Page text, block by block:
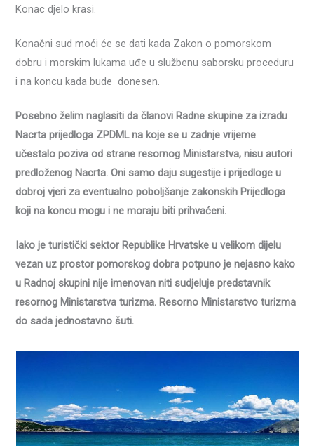
Konac djelo krasi.
Konačni sud moći će se dati kada Zakon o pomorskom
dobru i morskim lukama uđe u službenu saborsku proceduru
i na koncu kada bude donesen.
Posebno želim naglasiti da članovi Radne skupine za izradu
Nacrta prijedloga ZPDML na koje se u zadnje vrijeme
učestalo poziva od strane resornog Ministarstva, nisu autori
predloženog Nacrta. Oni samo daju sugestije i prijedloge u
dobroj vjeri za eventualno poboljšanje zakonskih Prijedloga
koji na koncu mogu i ne moraju biti prihvaćeni.
Iako je turistički sektor Republike Hrvatske u velikom dijelu
vezan uz prostor pomorskog dobra potpuno je nejasno kako
u Radnoj skupini nije imenovan niti sudjeluje predstavnik
resornog Ministarstva turizma. Resorno Ministarstvo turizma
do sada jednostavno šuti.